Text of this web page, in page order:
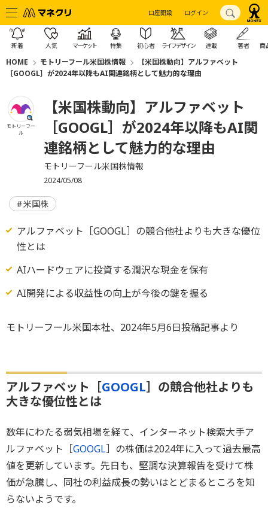
口座開設 ログイン
新着 人気 マーケット 特集 初心者 ライフデザイン 連載 著者 商
HOME モトリーフール米国株情報
【米国株動向】アルファベット
［GOOGL］が2024年以降もAI関連銘柄として魅力的な理由
モトリーフー
ル
【米国株動向】アルファベット
［GOOGL］が2024年以降もAI関
連銘柄として魅力的な理由
モトリーフール米国株情報
2024/05/08
米国株
アルファベット［GOOGL］の競合他社よりも大きな優位
性とは
AIハードウェアに投資する潤沢な現金を保有
AI開発による収益性の向上が今後の鍵を握る
モトリーフール米国本社、2024年5月6日投稿記事より
アルファベット［GOOGL］の競合他社よりも
大きな優位性とは
数年にわたる弱気相場を経て、インターネット検索大手ア
ルファベット［GOOGL］の株価は2024年に入って過去最高
値を更新しています。先日も、堅調な決算報告を受けて株
価が急騰し、同社の利益成長の勢いはとどまるところを知
らないようです。